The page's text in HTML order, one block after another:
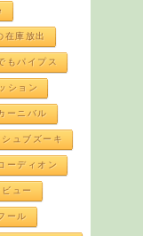
在庫放出
もパイプス
ション
ーニバル
ュブズーキ
ーディオン
ュー
ール